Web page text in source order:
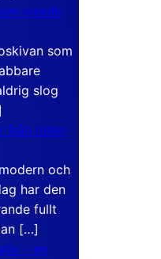
visade
som
slog
från tiden
och
har den
fullt
[…]
– en